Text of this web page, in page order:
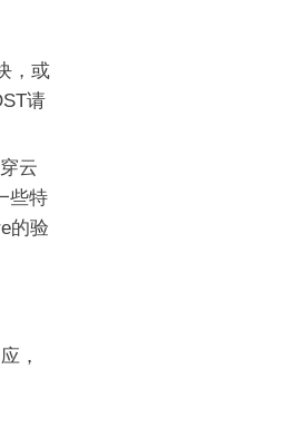
，或
请
云
些特
的验
，